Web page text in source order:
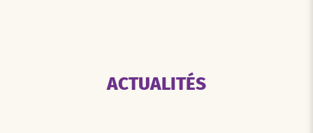
ACTUALITÉS